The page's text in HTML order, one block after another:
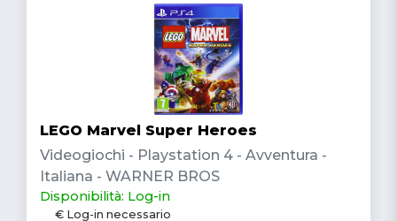
LEGO Marvel Super Heroes
Videogiochi - Playstation 4 - Avventura -
Italiana - WARNER BROS
Disponibilità: Log-in
€ Log-in necessario